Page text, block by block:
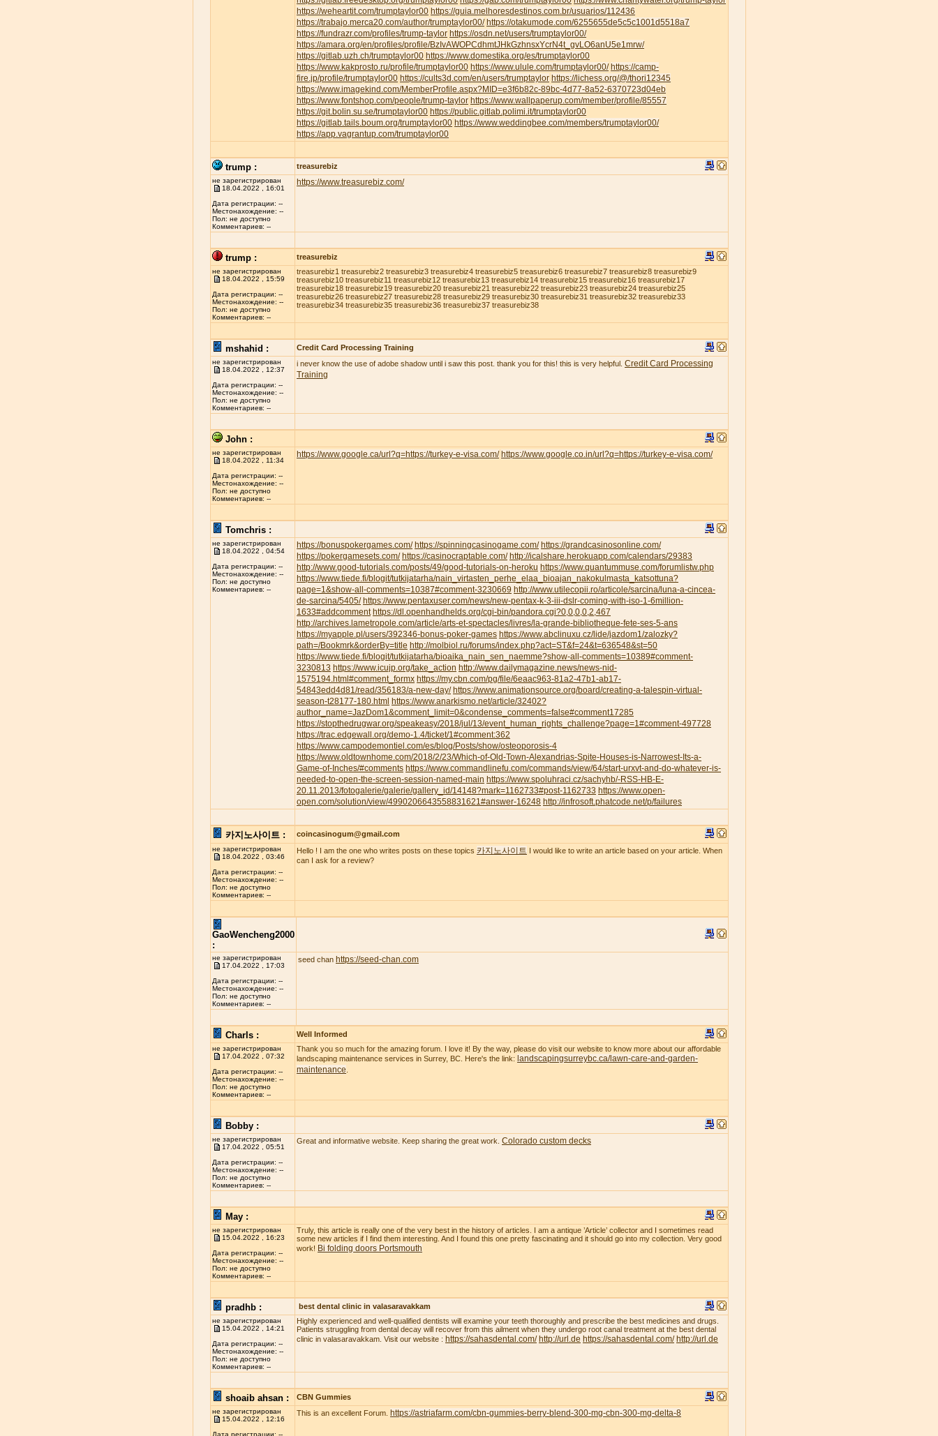
https://weheartit.com/trumptaylor00 https://guia.melhoresdestinos.com.br/usuarios/112436
https://trabajo.merca20.com/author/trumptaylor00/ https://otakumode.com/6255655de5c5c1001d5518a7
https://fundrazr.com/profiles/trump-taylor https://osdn.net/users/trumptaylor00/
https://amara.org/en/profiles/profile/BzIvAWOPCdhmtJHkGzhnsxYcrN4t_gvLO6anU5e1mrw/
https://gitlab.uzh.ch/trumptaylor00 https://www.domestika.org/es/trumptaylor00
https://www.kakprosto.ru/profile/trumptaylor00 https://www.ulule.com/trumptaylor00/ https://camp-
fire.jp/profile/trumptaylor00 https://cults3d.com/en/users/trumptaylor https://lichess.org/@/thori12345
https://www.imagekind.com/MemberProfile.aspx?MID=e3f6b82c-89bc-4d77-8a52-6370723d04eb
https://www.fontshop.com/people/trump-taylor https://www.wallpaperup.com/member/profile/85557
https://git.bolin.su.se/trumptaylor00 https://public.gitlab.polimi.it/trumptaylor00
https://gitlab.tails.boum.org/trumptaylor00 https://www.weddingbee.com/members/trumptaylor00/
https://app.vagrantup.com/trumptaylor00
trump : treasurebiz
не зарегистрирован
18.04.2022 , 16:01
Дата регистрации: --
Местонахождение: --
Пол: не доступно
Комментариев: --
https://www.treasurebiz.com/
trump : treasurebiz
не зарегистрирован
18.04.2022 , 15:59
Дата регистрации: --
Местонахождение: --
Пол: не доступно
Комментариев: --
treasurebiz1 treasurebiz2 treasurebiz3 treasurebiz4 treasurebiz5 treasurebiz6 treasurebiz7 treasurebiz8 treasurebiz9
treasurebiz10 treasurebiz11 treasurebiz12 treasurebiz13 treasurebiz14 treasurebiz15 treasurebiz16 treasurebiz17
treasurebiz18 treasurebiz19 treasurebiz20 treasurebiz21 treasurebiz22 treasurebiz23 treasurebiz24 treasurebiz25
treasurebiz26 treasurebiz27 treasurebiz28 treasurebiz29 treasurebiz30 treasurebiz31 treasurebiz32 treasurebiz33
treasurebiz34 treasurebiz35 treasurebiz36 treasurebiz37 treasurebiz38
mshahid : Credit Card Processing Training
не зарегистрирован
18.04.2022 , 12:37
Дата регистрации: --
Местонахождение: --
Пол: не доступно
Комментариев: --
i never know the use of adobe shadow until i saw this post. thank you for this! this is very helpful. Credit Card Processing
Training
John :
не зарегистрирован
18.04.2022 , 11:34
Дата регистрации: --
Местонахождение: --
Пол: не доступно
Комментариев: --
https://www.google.ca/url?q=https://turkey-e-visa.com/ https://www.google.co.in/url?q=https://turkey-e-visa.com/
Tomchris :
не зарегистрирован
18.04.2022 , 04:54
Дата регистрации: --
Местонахождение: --
Пол: не доступно
Комментариев: --
https://bonuspokergames.com/ https://spinningcasinogame.com/ https://grandcasinosonline.com/
https://pokergamesets.com/ https://casinocraptable.com/ http://icalshare.herokuapp.com/calendars/29383
http://www.good-tutorials.com/posts/49/good-tutorials-on-heroku https://www.quantummuse.com/forumlistw.php
https://www.tiede.fi/blogit/tutkijatarha/nain_virtasten_perhe_elaa_bioajan_nakokulmasta_katsottuna?
page=1&show-all-comments=10387#comment-3230669 http://www.utilecopii.ro/articole/sarcina/luna-a-cincea-
de-sarcina/5405/ https://www.pentaxuser.com/news/new-pentax-k-3-iii-dslr-coming-with-iso-1-6million-
1633#addcomment https://dl.openhandhelds.org/cgi-bin/pandora.cgi?0,0,0,0,2,467
http://archives.lametropole.com/article/arts-et-spectacles/livres/la-grande-bibliotheque-fete-ses-5-ans
https://myapple.pl/users/392346-bonus-poker-games https://www.abclinuxu.cz/lide/jazdom1/zalozky?
path=/Bookmrk&orderBy=title http://molbiol.ru/forums/index.php?act=ST&f=24&t=636548&st=50
https://www.tiede.fi/blogit/tutkijatarha/bioaika_nain_sen_naemme?show-all-comments=10389#comment-
3230813 https://www.icujp.org/take_action http://www.dailymagazine.news/news-nid-
1575194.html#comment_formx https://my.cbn.com/pg/file/6eaac963-81a2-47b1-ab17-
54843edd4d81/read/356183/a-new-day/ https://www.animationsource.org/board/creating-a-talespin-virtual-
season-t28177-180.html https://www.anarkismo.net/article/32402?
author_name=JazDom1&comment_limit=0&condense_comments=false#comment17285
https://stopthedrugwar.org/speakeasy/2018/jul/13/event_human_rights_challenge?page=1#comment-497728
https://trac.edgewall.org/demo-1.4/ticket/1#comment:362
https://www.campodemontiel.com/es/blog/Posts/show/osteoporosis-4
https://www.oldtownhome.com/2018/2/23/Which-of-Old-Town-Alexandrias-Spite-Houses-is-Narrowest-Its-a-
Game-of-Inches/#comments https://www.commandlinefu.com/commands/view/64/start-urxvt-and-do-whatever-is-
needed-to-open-the-screen-session-named-main https://www.spoluhraci.cz/sachyhb/-RSS-HB-E-
20.11.2013/fotogalerie/galerie/gallery_id/14148?mark=1162733#post-1162733 https://www.open-
open.com/solution/view/4990206643558831621#answer-16248 http://infrosoft.phatcode.net/p/failures
카지노사이트 : coincasinogum@gmail.com
не зарегистрирован
18.04.2022 , 03:46
Дата регистрации: --
Местонахождение: --
Пол: не доступно
Комментариев: --
Hello ! I am the one who writes posts on these topics 카지노사이트 I would like to write an article based on your article. When
can I ask for a review?
GaoWencheng2000
:
не зарегистрирован
17.04.2022 , 17:03
Дата регистрации: --
Местонахождение: --
Пол: не доступно
Комментариев: --
seed chan https://seed-chan.com
Charls : Well Informed
не зарегистрирован
17.04.2022 , 07:32
Дата регистрации: --
Местонахождение: --
Пол: не доступно
Комментариев: --
Thank you so much for the amazing forum. I love it! By the way, please do visit our website to know more about our affordable
landscaping maintenance services in Surrey, BC. Here's the link: landscapingsurreybc.ca/lawn-care-and-garden-
maintenance
Bobby :
не зарегистрирован
17.04.2022 , 05:51
Дата регистрации: --
Местонахождение: --
Пол: не доступно
Комментариев: --
Great and informative website. Keep sharing the great work. Colorado custom decks
May :
не зарегистрирован
15.04.2022 , 16:23
Дата регистрации: --
Местонахождение: --
Пол: не доступно
Комментариев: --
Truly, this article is really one of the very best in the history of articles. I am a antique ’Article’ collector and I sometimes read
some new articles if I find them interesting. And I found this one pretty fascinating and it should go into my collection. Very good
work! Bi folding doors Portsmouth
pradhb : best dental clinic in valasaravakkam
не зарегистрирован
15.04.2022 , 14:21
Дата регистрации: --
Местонахождение: --
Пол: не доступно
Комментариев: --
Highly experienced and well-qualified dentists will examine your teeth thoroughly and prescribe the best medicines and drugs.
Patients struggling from dental decay will recover from this ailment when they undergo root canal treatment at the best dental
clinic in valasaravakkam. Visit our website : https://sahasdental.com/ http://url.de https://sahasdental.com/ http://url.de
shoaib ahsan : CBN Gummies
не зарегистрирован
15.04.2022 , 12:16
This is an excellent Forum. https://astriafarm.com/cbn-gummies-berry-blend-300-mg-cbn-300-mg-delta-8